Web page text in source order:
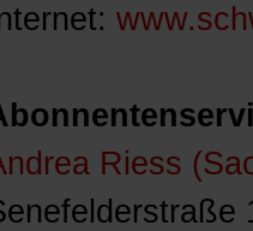
Riess